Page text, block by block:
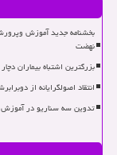
بخشنامه جدید آموزش
نهضت
بزرگترین اشتباه بیماران
انتقاد اصولگرایانه از
تدوین سه سناریو در